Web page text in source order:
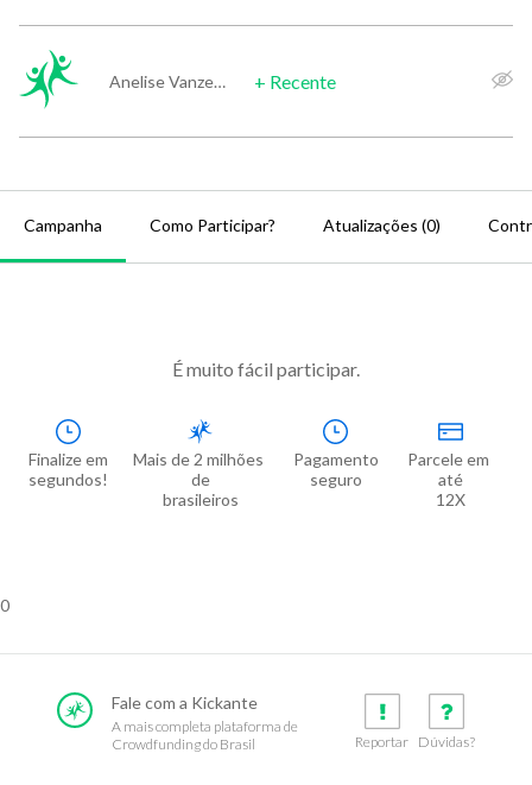
Campanha Como Participar? Atualizações (0)
É muito fácil participar.
Finalize em
segundos!
Mais de 2 milhões
de
brasileiros
Pagamento
seguro
Parcele em
até
12X
0
Fale com a Kickante
A mais completa plataforma de
Crowdfunding do Brasil
Reportar Dúvidas?
Anelise Vanzella + Recente